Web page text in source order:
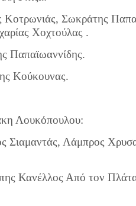
στοιχεία από την μεταδημότευση
307 ήταν οι εγγεγραμμένοι στους
και κανένας δεν παίρνει θέση.
Σωκράτης
Χοχτούλας .
Παπαϊωαννίδης.
Κούκουνας.
Λουκόπουλου:
Σιαμαντάς, Λάμπρος
Κανέλλος Από τον